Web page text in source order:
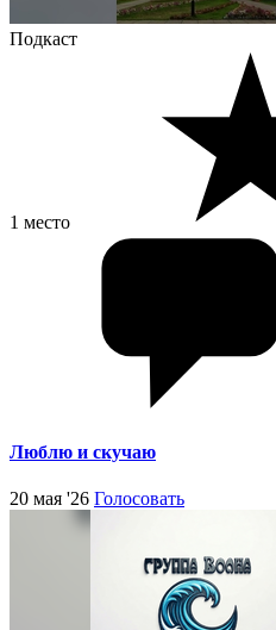
Подкаст
1 место
Люблю и скучаю
20 мая '26 Голосовать